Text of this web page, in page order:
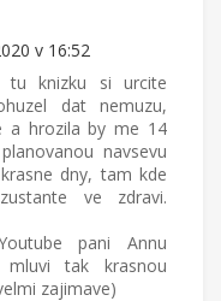
v 16:52
tu knizku si urcite
dat nemuzu,
a hrozila by me 14
navsevu
dny, tam kde
ve zdravi.
pani Annu
mluvi tak krasnou
zajimave)